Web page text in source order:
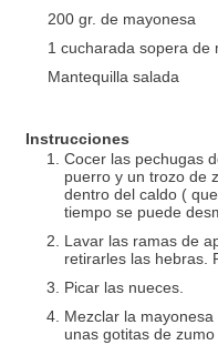
200 gr. de mayonesa
1 cucharada sopera de
Mantequilla salada
Instrucciones
Cocer las pechugas
puerro y un trozo de
dentro del caldo (
tiempo se puede
Lavar las ramas de
retirarles las hebras.
Picar las nueces.
Mezclar la
unas gotitas de zumo